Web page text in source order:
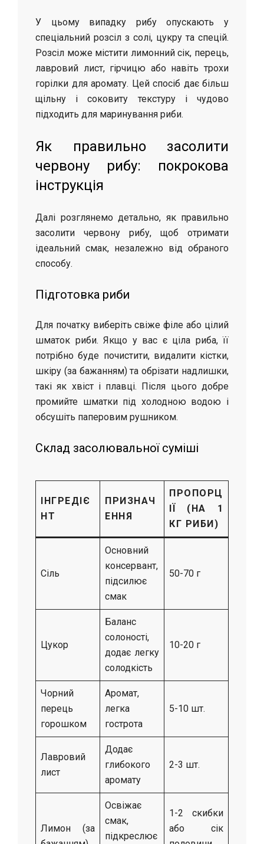
У цьому випадку рибу опускають у
спеціальний розсіл з солі, цукру та спецій.
Розсіл може містити лимонний сік, перець,
лавровий лист, гірчицю або навіть трохи
горілки для аромату. Цей спосіб дає більш
щільну і соковиту текстуру і чудово
підходить для маринування риби.
Як правильно засолити
червону рибу: покрокова
інструкція
Далі розглянемо детально, як правильно
засолити червону рибу, щоб отримати
ідеальний смак, незалежно від обраного
способу.
Підготовка риби
Для початку виберіть свіже філе або цілий
шматок риби. Якщо у вас є ціла риба, її
потрібно буде почистити, видалити кістки,
шкіру (за бажанням) та обрізати надлишки,
такі як хвіст і плавці. Після цього добре
промийте шматки під холодною водою і
обсушіть паперовим рушником.
Склад засолювальної суміші
ІНГРЕДІЄ
НТ
ПРИЗНАЧ
ЕННЯ
ПРОПОРЦ
ІЇ (НА 1
КГ РИБИ)
Сіль
Основний
консервант,
підсилює
смак
50-70 г
Цукор
Баланс
солоності,
додає легку
солодкість
10-20 г
Чорний
перець
горошком
Аромат,
легка
гострота
5-10 шт.
Лавровий
лист
Додає
глибокого
аромату
2-3 шт.
Лимон (за
Освіжає
смак,
підкреслює
1-2 скибки
або сік